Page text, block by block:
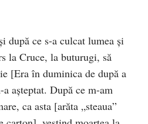
după ce s-a culcat lumea şi
la Cruce, la buturugi, să
[Era în duminica de după a
aşteptat. După ce m-am
ca asta [arăta „steaua”